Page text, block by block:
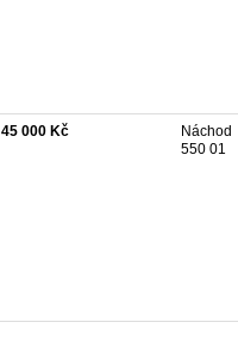
45 000 Kč
Náchod
550 01